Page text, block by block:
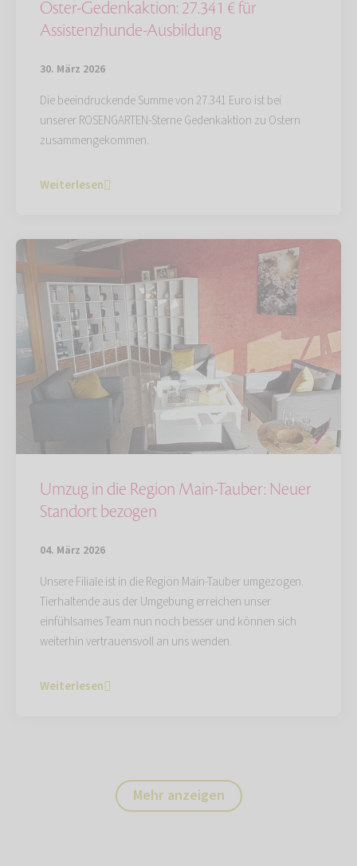
Oster-Gedenkaktion: 27.341 € für
Assistenzhunde-Ausbildung
30. März 2026
Die beeindruckende Summe von 27.341 Euro ist bei
unserer ROSENGARTEN-Sterne Gedenkaktion zu Ostern
zusammengekommen.
Weiterlesen
Umzug in die Region Main-Tauber: Neuer
Standort bezogen
04. März 2026
Unsere Filiale ist in die Region Main-Tauber umgezogen.
Tierhaltende aus der Umgebung erreichen unser
einfühlsames Team nun noch besser und können sich
weiterhin vertrauensvoll an uns wenden.
Weiterlesen
Mehr anzeigen